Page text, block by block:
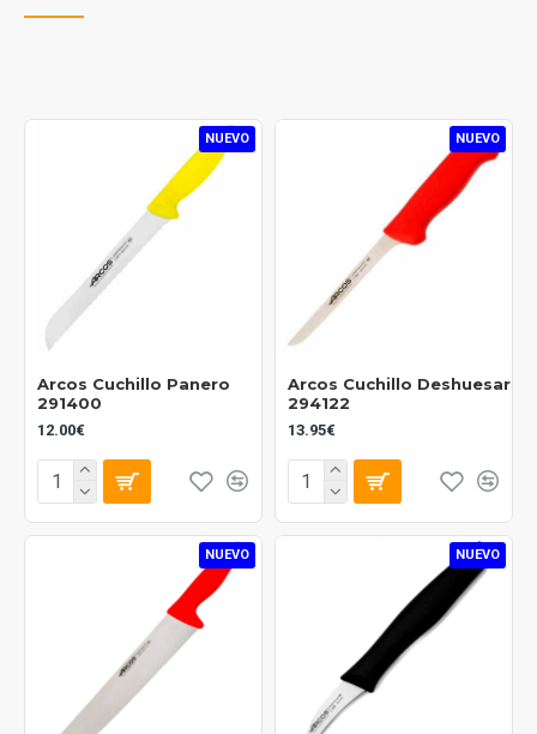
NUEVO
Arcos Cuchillo Panero
291400
12.00€
NUEVO
Arcos Cuchillo Deshuesar
294122
13.95€
NUEVO NUEVO